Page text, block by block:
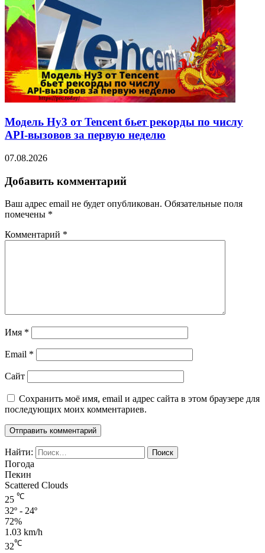
Модель Hy3 от Tencent бьет рекорды по числу
API-вызовов за первую неделю
07.08.2026
Добавить комментарий
Ваш адрес email не будет опубликован. Обязательные поля
помечены *
Комментарий *
Имя *
Email *
Сайт
Сохранить моё имя, email и адрес сайта в этом браузере для
последующих моих комментариев.
Найти:
Погода
Пекин
Scattered Clouds
25 ℃
32º - 24º
72%
1.03 km/h
32℃